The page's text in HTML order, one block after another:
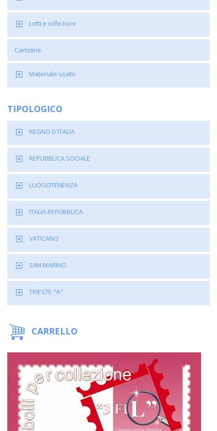
Lotti e collezioni
Cartoline
Materiale usato
TIPOLOGICO
REGNO D'ITALIA
REPUBBLICA SOCIALE
LUOGOTENENZA
ITALIA REPUBBLICA
VATICANO
SAN MARINO
TRIESTE "A"
CARRELLO